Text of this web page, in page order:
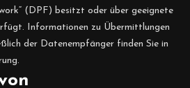
(DPF) besitzt oder über geeignete
Informationen zu Übermittlungen
der Datenempfänger finden Sie in